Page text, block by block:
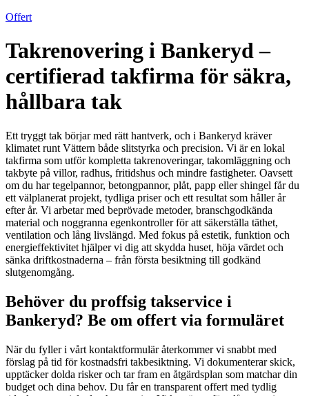
Offert
Takrenovering i Bankeryd –
certifierad takfirma för säkra,
hållbara tak
Ett tryggt tak börjar med rätt hantverk, och i Bankeryd kräver
klimatet runt Vättern både slitstyrka och precision. Vi är en lokal
takfirma som utför kompletta takrenoveringar, takomläggning och
takbyte på villor, radhus, fritidshus och mindre fastigheter. Oavsett
om du har tegelpannor, betongpannor, plåt, papp eller shingel får du
ett välplanerat projekt, tydliga priser och ett resultat som håller år
efter år. Vi arbetar med beprövade metoder, branschgodkända
material och noggranna egenkontroller för att säkerställa täthet,
ventilation och lång livslängd. Med fokus på estetik, funktion och
energieffektivitet hjälper vi dig att skydda huset, höja värdet och
sänka driftkostnaderna – från första besiktning till godkänd
slutgenomgång.
Behöver du proffsig takservice i
Bankeryd? Be om offert via formuläret
När du fyller i vårt kontaktformulär återkommer vi snabbt med
förslag på tid för kostnadsfri takbesiktning. Vi dokumenterar skick,
upptäcker dolda risker och tar fram en åtgärdsplan som matchar din
budget och dina behov. Du får en transparent offert med tydlig